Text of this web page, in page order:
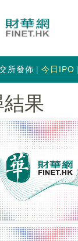
所發佈 今日IPO
果